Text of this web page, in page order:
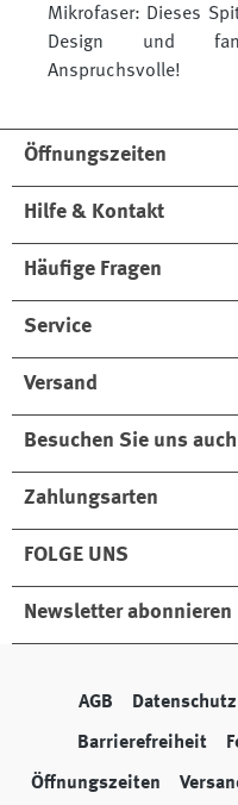
Mikrofaser: Dieses
Design und
Anspruchsvolle!
Öffnungszeiten
Hilfe & Kontakt
Häufige Fragen
Service
Versand
Besuchen Sie uns
Zahlungsarten
FOLGE UNS
Newsletter abonnieren
AGB Datenschutz
Barrierefreiheit
Öffnungszeiten